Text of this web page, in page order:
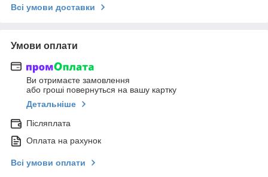
Всі умови доставки
Умови оплати
Ви отримаєте замовлення
або гроші повернуться на вашу картку
Детальніше
Післяплата
Оплата на рахунок
Всі умови оплати